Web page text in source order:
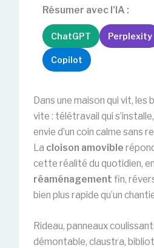
Résumer avec l'IA :
ChatGPT Perplexity
Copilot
Dans une maison qui vit, les
vite : télétravail qui
envie d’un coin calme sans
La cloison amovible
cette réalité du quotidien,
réaménagement fin,
bien plus rapide qu’un
Rideau, panneaux
démontable, claustra,